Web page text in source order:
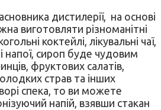
дистилерії, на основі
виготовляти різноманітні
коктейлі, лікувальні чаї,
напої, сироп буде чудовим
фруктових салатів,
страв та інших
спека, то ви можете
напій, взявши стакан